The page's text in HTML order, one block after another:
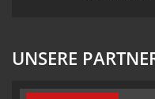
UNSERE